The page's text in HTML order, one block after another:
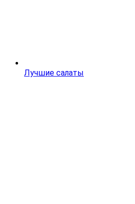
Лучшие салаты